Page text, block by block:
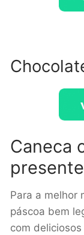
Caneca
Para a melhor
páscoa bem
com